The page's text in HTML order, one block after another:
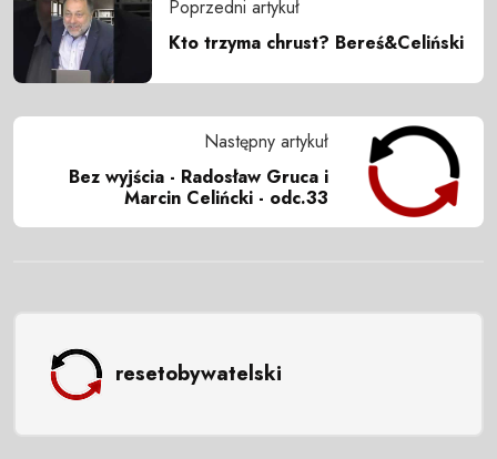
Poprzedni artykuł
Kto trzyma chrust? Bereś&Celiński
Następny artykuł
Bez wyjścia - Radosław Gruca i
Marcin Celińcki - odc.33
resetobywatelski